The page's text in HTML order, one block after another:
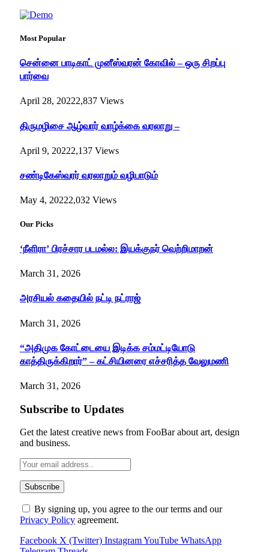
Most Popular
சென்னை பாடிகாட் முனீஸ்வரன் கோவில் – ஒரு சிறப்பு
பார்வை
April 28, 20222,837 Views
திருமழிசை ஆழ்வார் வாழ்க்கை வரலாறு –
April 9, 20222,137 Views
சண்டிகேஸ்வரர் வரலாறும் வழிபாடும்
May 4, 20222,032 Views
Our Picks
‘நீளிரா’ பிரச்சார படமல்ல: இயக்குநர் வெற்றிமாறன்
March 31, 2026
அரசியல் கதையில் நட்டி நட்ராஜ்
March 31, 2026
“அதிமுக கோட்டையை இடிக்க சம்மட்டியோடு
காத்திருக்கிறார்” – கட்சியினரை எச்சரித்த வேலுமணி
March 31, 2026
Subscribe to Updates
Get the latest creative news from FooBar about art, design
and business.
By signing up, you agree to the our terms and our
Privacy Policy agreement.
Facebook X (Twitter) InstagramYouTube WhatsApp